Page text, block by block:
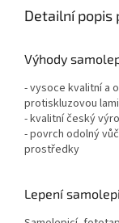
Detailní popis
Výhody
- vysoce kvalitní a
protiskluzovou
- kvalitní český
- povrch odolný
prostředky
Lepení